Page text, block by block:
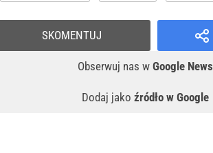
Obserwuj nas w Google News
Dodaj jako źródło w Google
SKOMENTUJ